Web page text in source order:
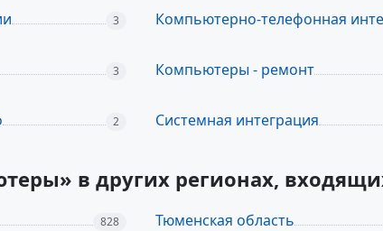
3 Компьютерно-телефонная
3 Компьютеры - ремонт
2 Системная интеграция
в других регионах,
828 Тюменская область